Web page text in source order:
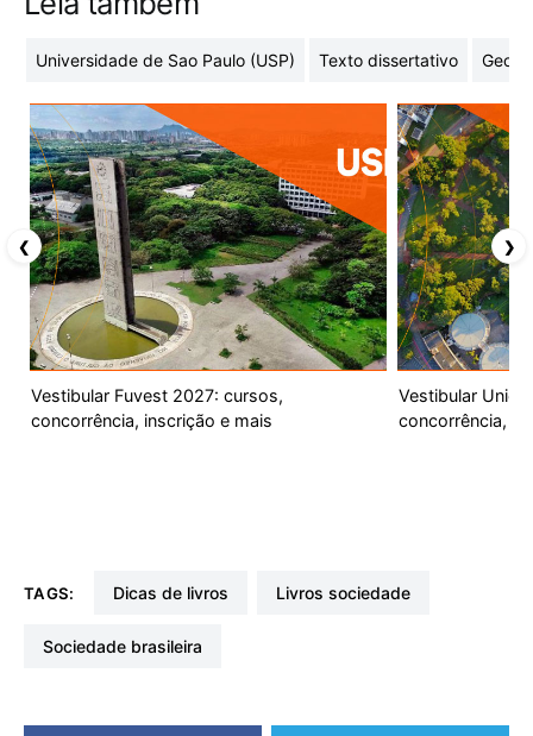
Universidade de Sao Paulo (USP) Texto dissertativo
Vestibular Fuvest 2027: cursos,
concorrência, inscrição e mais
Vestibular
concorrência,
❮ ❯
TAGS: dicas de livros livros sociedade
sociedade brasileira